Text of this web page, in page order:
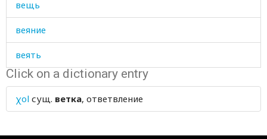
вещь
веяние
веять
взаймы
взбивать
Click on a dictionary entry
χol сущ. ветка, ответвление